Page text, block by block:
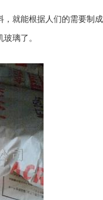
，就能根据人们的需要制成
璃了。